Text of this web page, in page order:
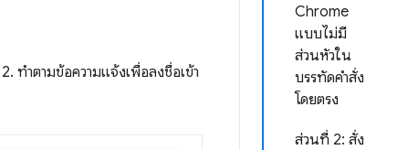
Chrome
แบบไม่มี
ส่วนหัวใน
บรรทัดคำสั่ง
โดยตรง
ส่วนที่ 2: สั่ง
ทำตามข้อความแจ้งเพื่อลงชื่อเข้า